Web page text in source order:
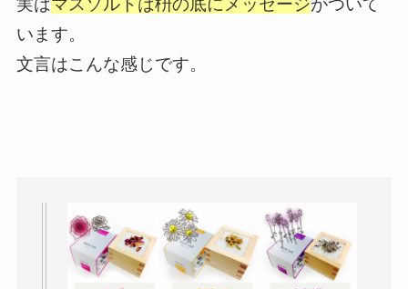
実はマスソルトは枡の底にメッセージがついて
います。
文言はこんな感じです。